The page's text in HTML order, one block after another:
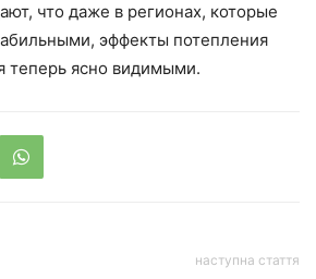
что даже в регионах, которые
эффекты потепления
теперь ясно видимыми.
наступна стаття